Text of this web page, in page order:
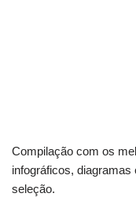
Compilação com os
infográficos,
seleção.